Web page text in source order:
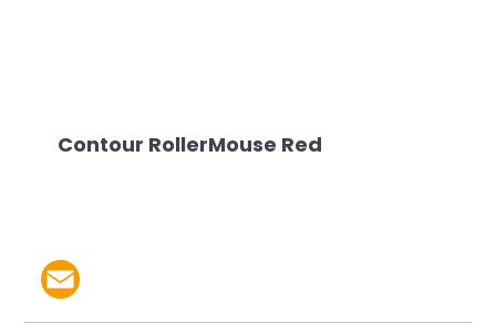
Contour RollerMouse Red
Partager le produit par